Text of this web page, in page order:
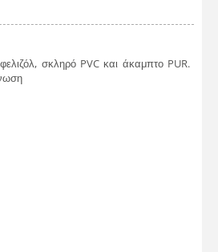
σκληρό PVC και άκαμπτο PUR.